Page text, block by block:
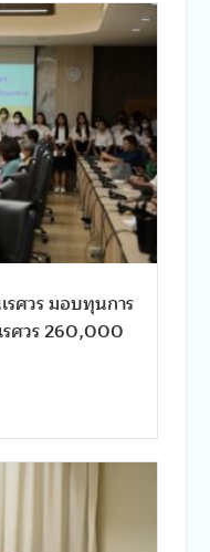
ศวร มอบทุนการ
ศวร 260,000